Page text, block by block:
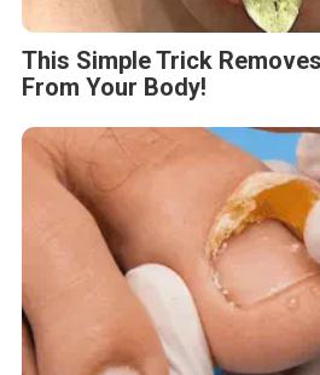
This Simple Trick
From Your Body!